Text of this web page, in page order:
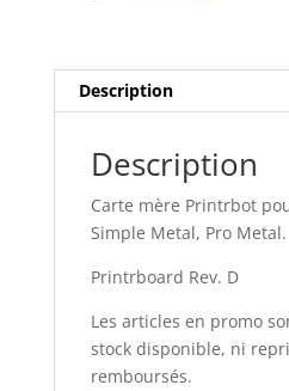
Description
Description
Carte mère Printrbot
Simple Metal, Pro Metal.
Printrboard Rev. D
Les articles en promo
stock disponible, ni
remboursés.